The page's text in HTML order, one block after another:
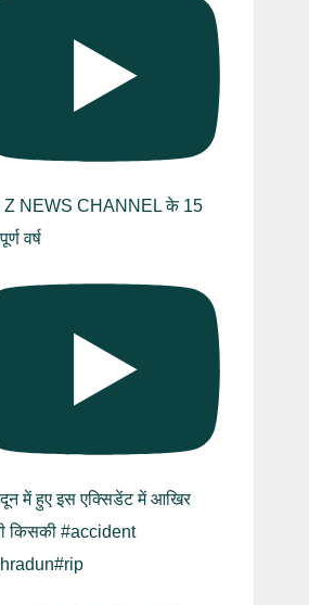
Z NEWS CHANNEL के 15
वर्ष
में हुए इस एक्सिडेंट में आखिर
किसकी #accident